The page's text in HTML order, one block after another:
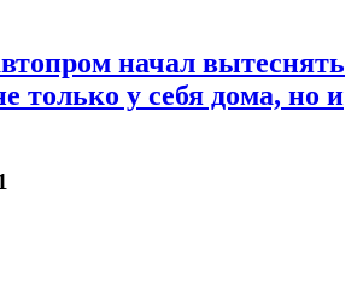
начал вытеснять
только у себя дома, но и